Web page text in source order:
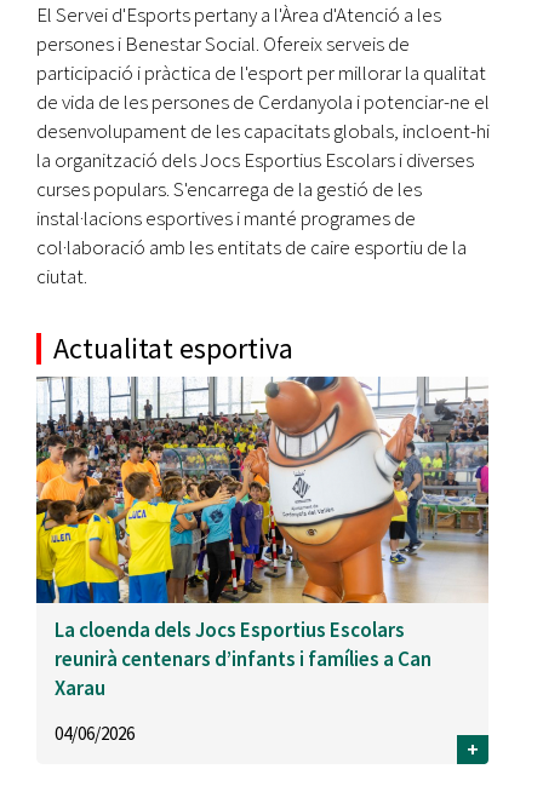
El Servei d'Esports pertany a l'Àrea d'Atenció a les
persones i Benestar Social. Ofereix serveis de
participació i pràctica de l'esport per millorar la qualitat
de vida de les persones de Cerdanyola i potenciar-ne el
desenvolupament de les capacitats globals, incloent-hi
la organització dels Jocs Esportius Escolars i diverses
curses populars. S'encarrega de la gestió de les
instal·lacions esportives i manté programes de
col·laboració amb les entitats de caire esportiu de la
ciutat.
Actualitat esportiva
La cloenda dels Jocs Esportius Escolars
reunirà centenars d’infants i famílies a Can
Xarau
04/06/2026
+